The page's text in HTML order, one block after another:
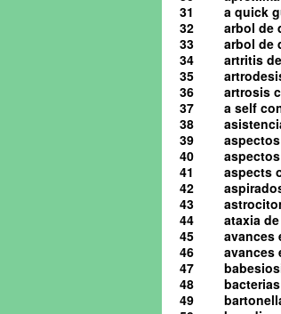
31
a quick
32
arbol de
33
arbol de
34
artritis
35
36
artrosis
37
a self
38
39
40
41
aspects
42
43
44
ataxia
45
avances
46
avances
47
48
49